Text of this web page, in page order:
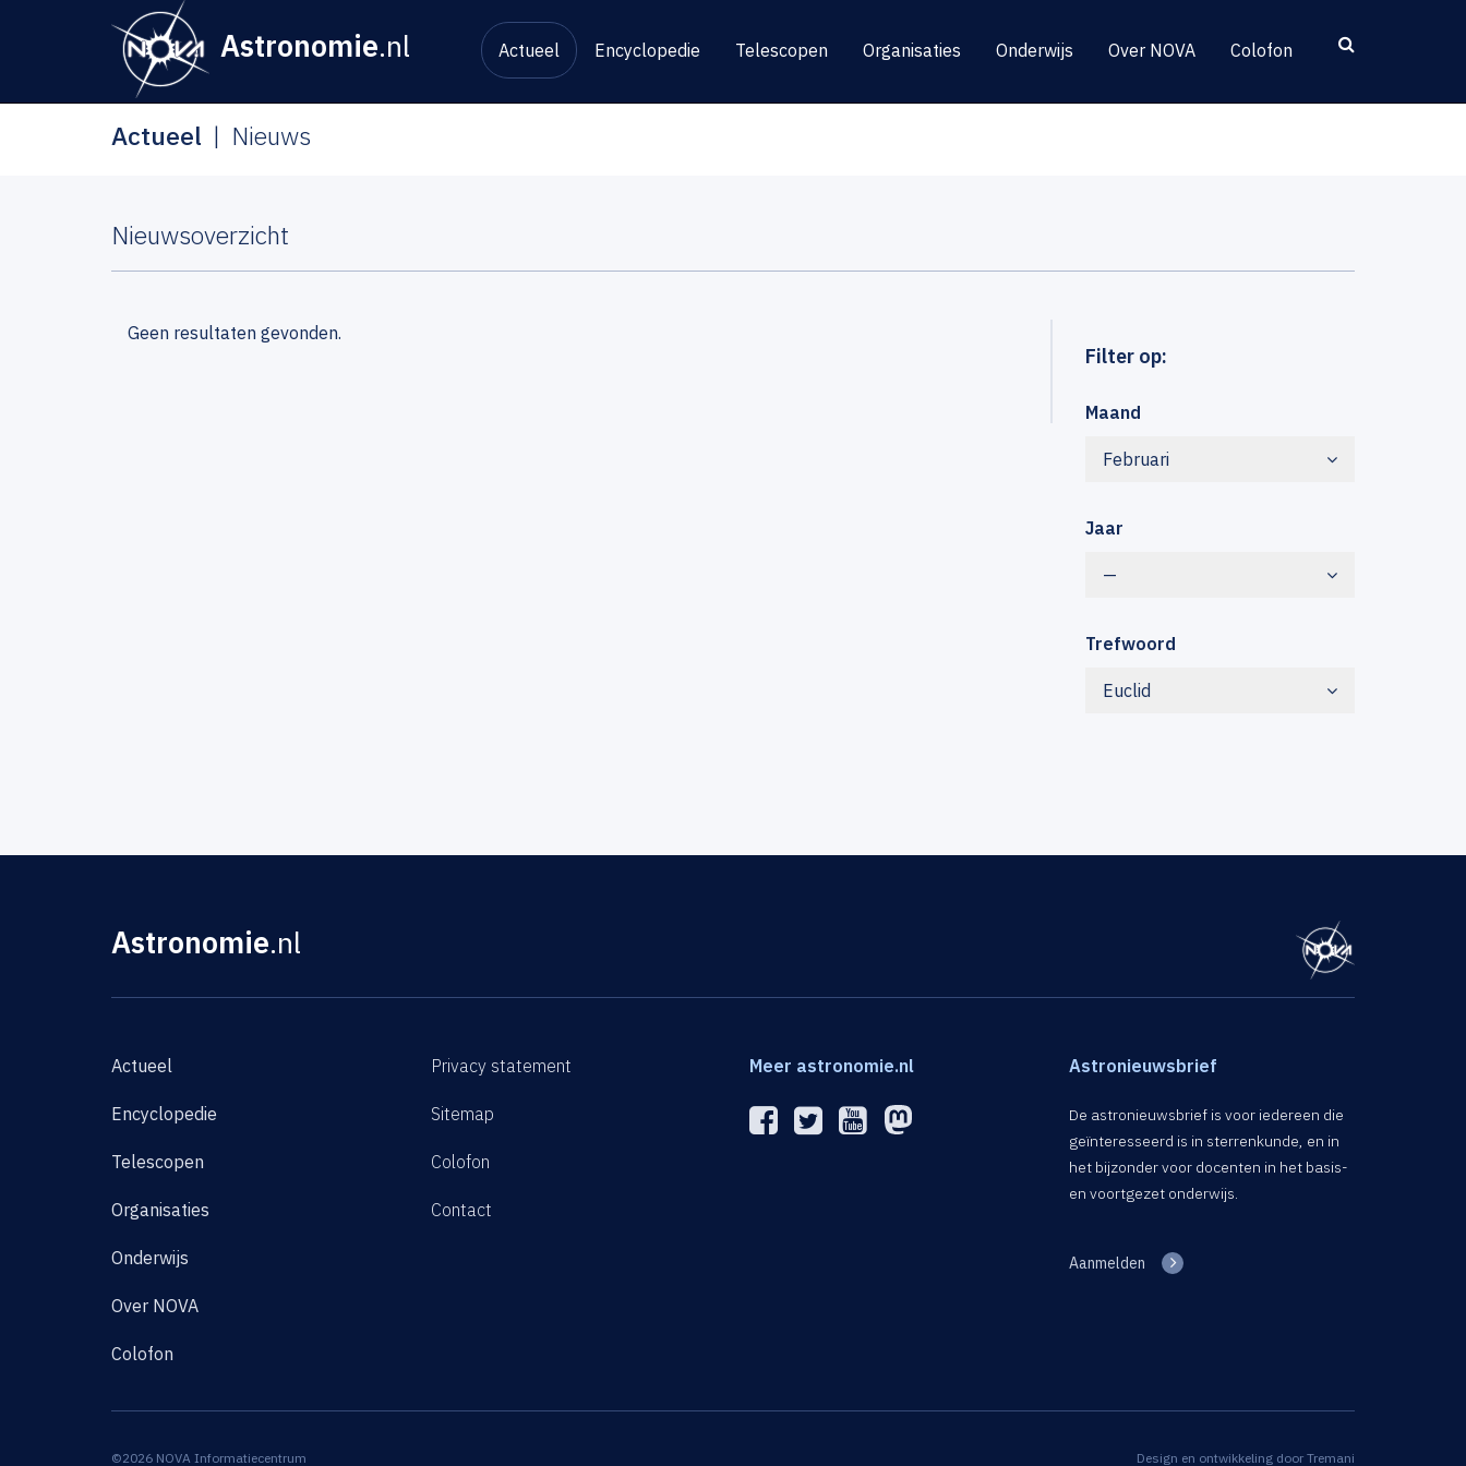
Astronomie.nl Actueel Encyclopedie Telescopen Organisaties Onderwijs Over NOVA Colofon
Actueel Nieuws
Nieuwsoverzicht
Filter op:
Maand
Februari
Jaar
—
Trefwoord
Euclid
Geen resultaten gevonden.
Astronomie.nl
Actueel
Encyclopedie
Telescopen
Organisaties
Onderwijs
Over NOVA
Colofon
Privacy statement
Sitemap
Colofon
Contact
Meer astronomie.nl Astronieuwsbrief
De astronieuwsbrief is voor iedereen die
geïnteresseerd is in sterrenkunde, en in
het bijzonder voor docenten in het basis-
en voortgezet onderwijs.
Aanmelden
©2026 NOVA Informatiecentrum Design en ontwikkeling door Tremani